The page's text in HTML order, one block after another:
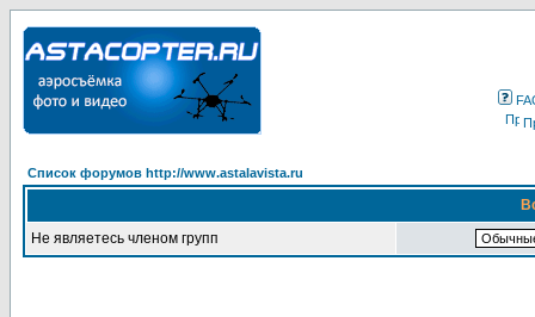
Список форумов http://www.astalavista.ru
Не являетесь членом групп